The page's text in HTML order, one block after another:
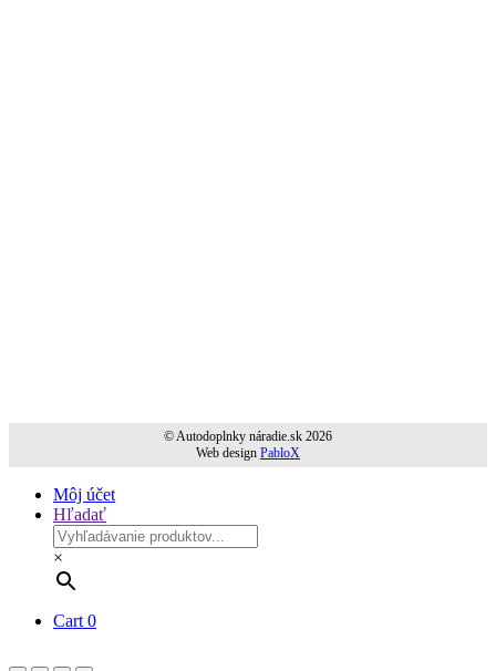
© Autodoplnky náradie.sk 2026
Web design PabloX
Môj účet
Hľadať
×
Cart 0